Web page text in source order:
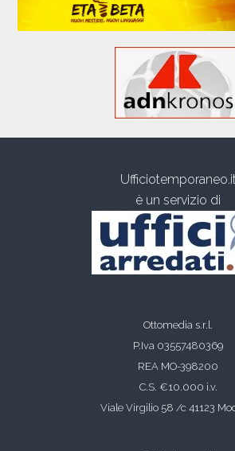
è un servizio di
Ottomedia s.r.l.
P.Iva 03557480369
REA MO-398200
C.S. €10.000 i.v.
Viale Virgilio 58 /c 41123